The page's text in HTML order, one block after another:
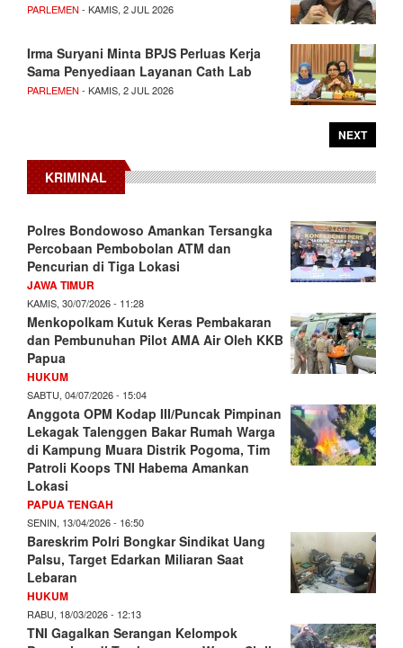
PARLEMEN - KAMIS, 2 JUL 2026
Irma Suryani Minta BPJS Perluas Kerja
Sama Penyediaan Layanan Cath Lab
PARLEMEN - KAMIS, 2 JUL 2026
NEXT
KRIMINAL
Polres Bondowoso Amankan Tersangka
Percobaan Pembobolan ATM dan
Pencurian di Tiga Lokasi
JAWA TIMUR
KAMIS, 30/07/2026 - 11:28
Menkopolkam Kutuk Keras Pembakaran
dan Pembunuhan Pilot AMA Air Oleh KKB
Papua
HUKUM
SABTU, 04/07/2026 - 15:04
Anggota OPM Kodap III/Puncak Pimpinan
Lekagak Talenggen Bakar Rumah Warga
di Kampung Muara Distrik Pogoma, Tim
Patroli Koops TNI Habema Amankan
Lokasi
PAPUA TENGAH
SENIN, 13/04/2026 - 16:50
Bareskrim Polri Bongkar Sindikat Uang
Palsu, Target Edarkan Miliaran Saat
Lebaran
HUKUM
RABU, 18/03/2026 - 12:13
TNI Gagalkan Serangan Kelompok